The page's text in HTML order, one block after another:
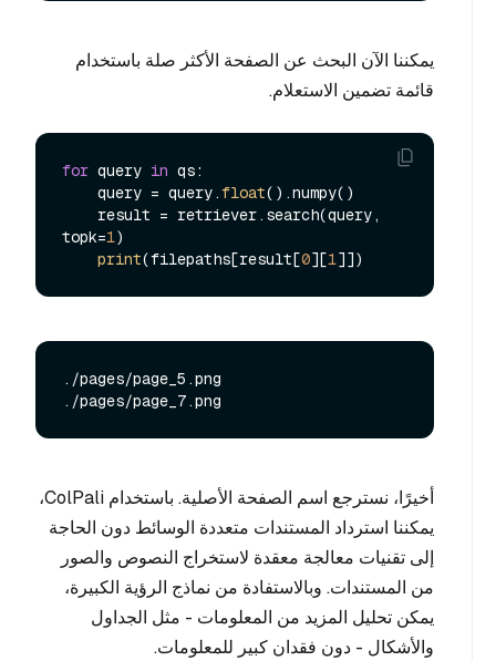
يمكننا الآن البحث عن الصفحة الأكثر صلة باستخدام
قائمة تضمين الاستعلام.
for query in qs:
    query = query.
float().numpy()
topk=1)
print(filepaths[result[0][1
./pages/page_5.png
أخيرًا، نسترجع اسم الصفحة الأصلية. باستخدام ColPali،
يمكننا استرداد المستندات متعددة الوسائط دون الحاجة
إلى تقنيات معالجة معقدة لاستخراج النصوص والصور
من المستندات. وبالاستفادة من نماذج الرؤية الكبيرة،
يمكن تحليل المزيد من المعلومات - مثل الجداول
والأشكال - دون فقدان كبير للمعلومات.